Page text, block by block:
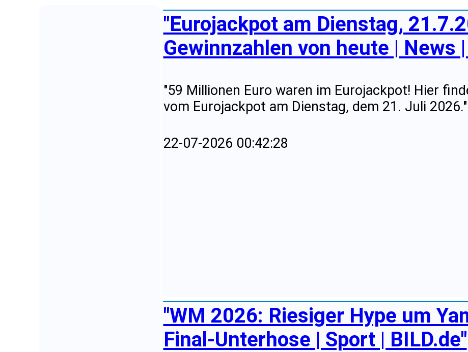
"Eurojackpot am Dienstag,
Gewinnzahlen von heute | News
"59 Millionen Euro waren im Eurojackpot! Hier
vom Eurojackpot am Dienstag, dem 21. Juli 2026."
22-07-2026 00:42:28
"WM 2026: Riesiger Hype um
Final-Unterhose | Sport | BILD.de"